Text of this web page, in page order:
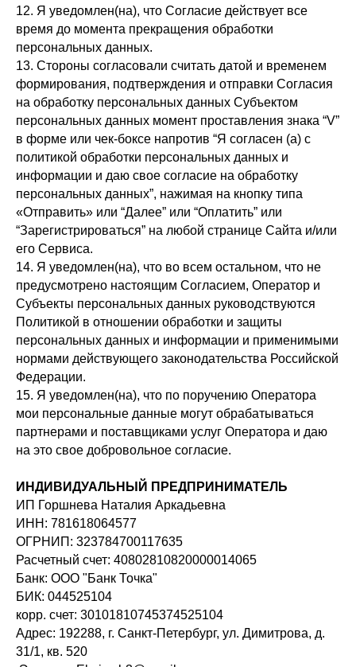
12. Я уведомлен(на), что Согласие действует все
время до момента прекращения обработки
персональных данных.
13. Стороны согласовали считать датой и временем
формирования, подтверждения и отправки Согласия
на обработку персональных данных Субъектом
персональных данных момент проставления знака “V”
в форме или чек-боксе напротив “Я согласен (а) с
политикой обработки персональных данных и
информации и даю свое согласие на обработку
персональных данных”, нажимая на кнопку типа
«Отправить» или “Далее” или “Оплатить” или
“Зарегистрироваться” на любой странице Сайта и/или
его Сервиса.
14. Я уведомлен(на), что во всем остальном, что не
предусмотрено настоящим Согласием, Оператор и
Субъекты персональных данных руководствуются
Политикой в отношении обработки и защиты
персональных данных и информации и применимыми
нормами действующего законодательства Российской
Федерации.
15. Я уведомлен(на), что по поручению Оператора
мои персональные данные могут обрабатываться
партнерами и поставщиками услуг Оператора и даю
на это свое добровольное согласие.
ИНДИВИДУАЛЬНЫЙ ПРЕДПРИНИМАТЕЛЬ
ИП Горшнева Наталия Аркадьевна
ИНН: 781618064577
ОГРНИП: 323784700117635
Расчетный счет: 40802810820000014065
Банк: ООО "Банк Точка"
БИК: 044525104
корр. счет: 30101810745374525104
Адрес: 192288, г. Санкт-Петербург, ул. Димитрова, д.
31/1, кв. 520